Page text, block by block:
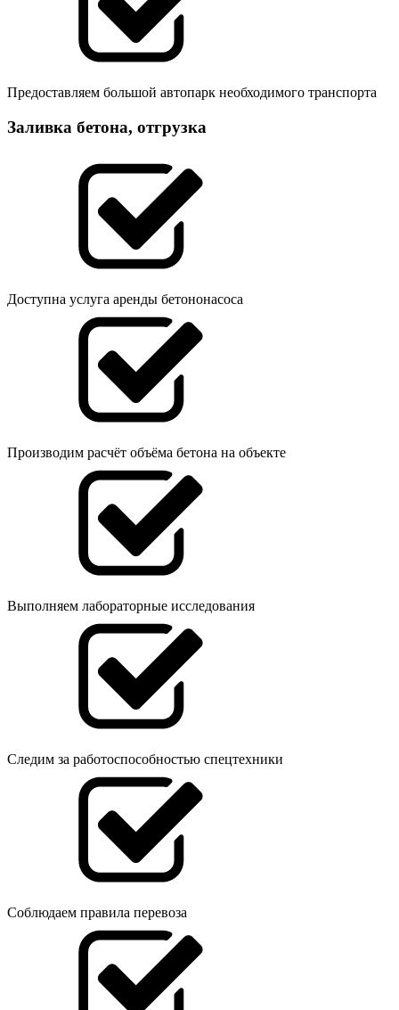
Предоставляем большой автопарк необходимого транспорта
Заливка бетона, отгрузка
Доступна услуга аренды бетононасоса
Производим расчёт объёма бетона на объекте
Выполняем лабораторные исследования
Следим за работоспособностью спецтехники
Соблюдаем правила перевоза